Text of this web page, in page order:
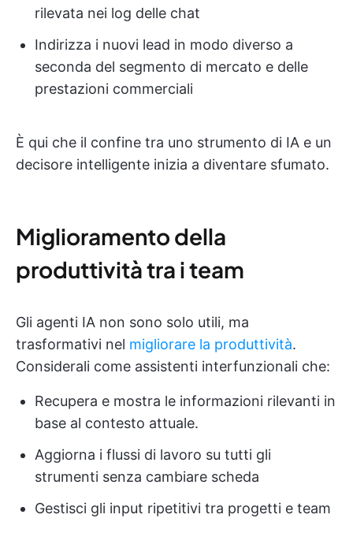
rilevata nei log delle chat
Indirizza i nuovi lead in modo diverso a
seconda del segmento di mercato e delle
prestazioni commerciali
È qui che il confine tra uno strumento di IA e un
decisore intelligente inizia a diventare sfumato.
Miglioramento della
produttività tra i team
Gli agenti IA non sono solo utili, ma
trasformativi nel migliorare la produttività.
Considerali come assistenti interfunzionali che:
Recupera e mostra le informazioni rilevanti in
base al contesto attuale.
Aggiorna i flussi di lavoro su tutti gli
strumenti senza cambiare scheda
Gestisci gli input ripetitivi tra progetti e team